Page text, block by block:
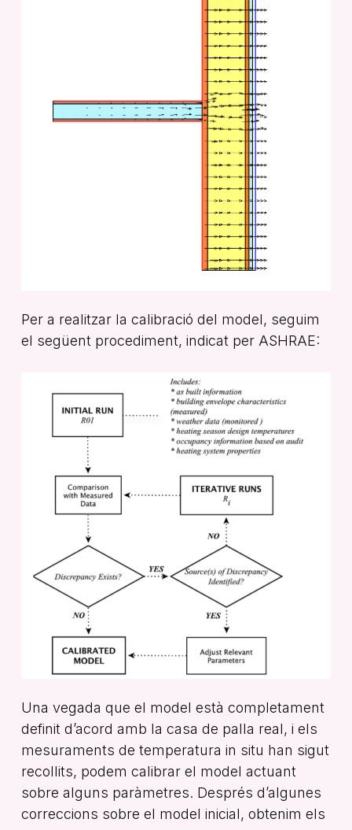
Per a realitzar la calibració del model, seguim
el següent procediment, indicat per ASHRAE:
Una vegada que el model està completament
definit d’acord amb la casa de palla real, i els
mesuraments de temperatura in situ han sigut
recollits, podem calibrar el model actuant
sobre alguns paràmetres. Després d’algunes
correccions sobre el model inicial, obtenim els